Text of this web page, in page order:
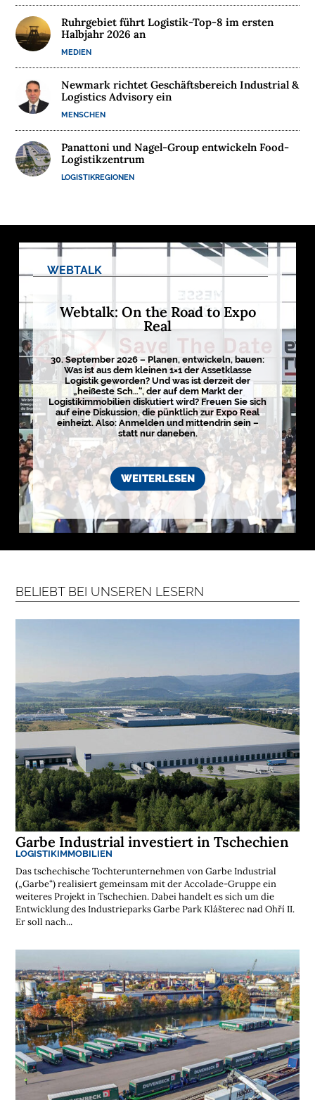
R
M
W
E
N
A
E
M
D
I
E
N

D
e
u
t
l
n
o
g
s
g
i
o
n
e
n
➔
h
i
e
r
a
n
s
e
h
e
n

D
e
r
k
o
s
n
o
s
e
N
e
w
s
l
e
t
t
r
Ruhrgebiet führt Logistik-Top-8 im ersten
Halbjahr 2026 an
MEDIEN
Newmark richtet Geschäftsbereich Industrial &
Logistics Advisory ein
MENSCHEN
Panattoni und Nagel-Group entwickeln Food-
Logistikzentrum
LOGISTIKREGIONEN
WEBTALK
Webtalk: On the Road to Expo
Real
30. September 2026 – Planen, entwickeln, bauen:
Was ist aus dem kleinen 1×1 der Assetklasse
Logistik geworden? Und was ist derzeit der
„heißeste Sch…“, der auf dem Markt der
Logistikimmobilien diskutiert wird? Freuen Sie sich
auf eine Diskussion, die pünktlich zur Expo Real
einheizt. Also: Anmelden und mittendrin sein –
statt nur daneben.
WEITERLESEN
BELIEBT BEI UNSEREN LESERN
Garbe Industrial investiert in Tschechien
LOGISTIKIMMOBILIEN
Das tschechische Tochterunternehmen von Garbe Industrial
(„Garbe“) realisiert gemeinsam mit der Accolade-Gruppe ein
weiteres Projekt in Tschechien. Dabei handelt es sich um die
Entwicklung des Industrieparks Garbe Park Klášterec nad Ohří II.
Er soll nach...